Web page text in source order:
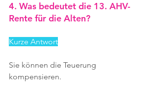
4. Was bedeutet die 13. AHV-
Rente für die Alten?
Kurze Antwort
Sie können die Teuerung
kompensieren.